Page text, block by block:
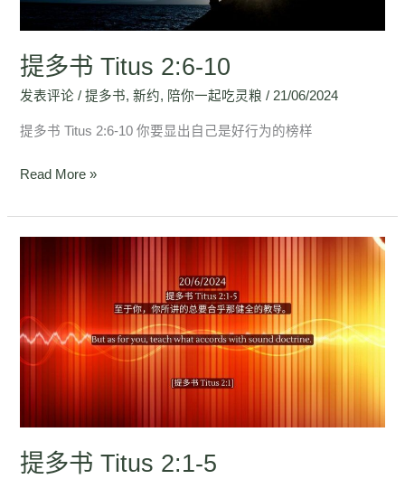
提多书 Titus 2:6-10
发表评论 /提多书,新约, 陪你一起吃灵粮 /21/06/2024
提多书 Titus 2:6-10 你要显出自己是好行为的榜样
Read More »
提多书 Titus 2:1-5
书
Titus
2:1-
5